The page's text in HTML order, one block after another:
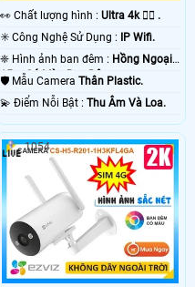
️👀 Chất lượng hình :Ultra 4k 👍🏾 .
✳️ Công Nghệ Sử Dụng :
IP Wifi.
❈ Hình ảnh ban đêm : Hồng Ngoại
15m Có Màu Ban Ðêm.
🛡 Mẫu CameraThân Plastic.
️💫 Điểm Nỗi Bật :Thu Âm Và Loa.
1054